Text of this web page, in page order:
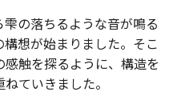
の落ちるような音が鳴る
想が始まりました。そこ
触を探るように、構造を
ていきました。